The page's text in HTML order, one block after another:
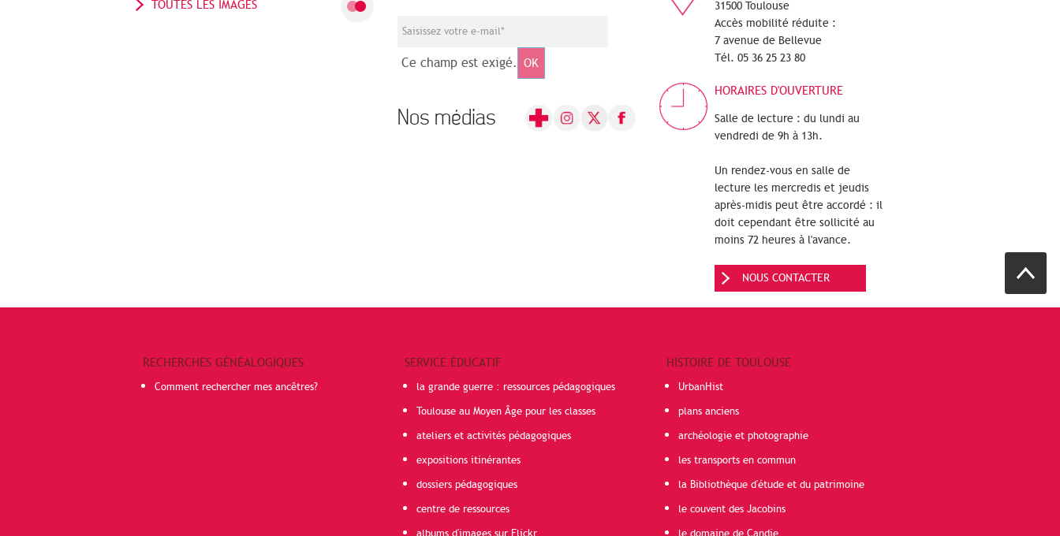
TOUTES LES IMAGES
Ce champ est exigé. OK
Nos médias
31500 Toulouse
Accès mobilité réduite :
7 avenue de Bellevue
Tél. 05 36 25 23 80
HORAIRES D'OUVERTURE
Salle de lecture : du lundi au
vendredi de 9h à 13h.
Un rendez-vous en salle de
lecture les mercredis et jeudis
après-midis peut être accordé : il
doit cependant être sollicité au
moins 72 heures à l'avance.
NOUS CONTACTER
RECHERCHES GÉNÉALOGIQUES
Comment rechercher mes ancêtres?
SERVICE ÉDUCATIF
la grande guerre : ressources pédagogiques
Toulouse au Moyen Âge pour les classes
ateliers et activités pédagogiques
expositions itinérantes
dossiers pédagogiques
centre de ressources
HISTOIRE DE TOULOUSE
UrbanHist
plans anciens
archéologie et photographie
les transports en commun
la Bibliothèque d'étude et du patrimoine
le couvent des Jacobins